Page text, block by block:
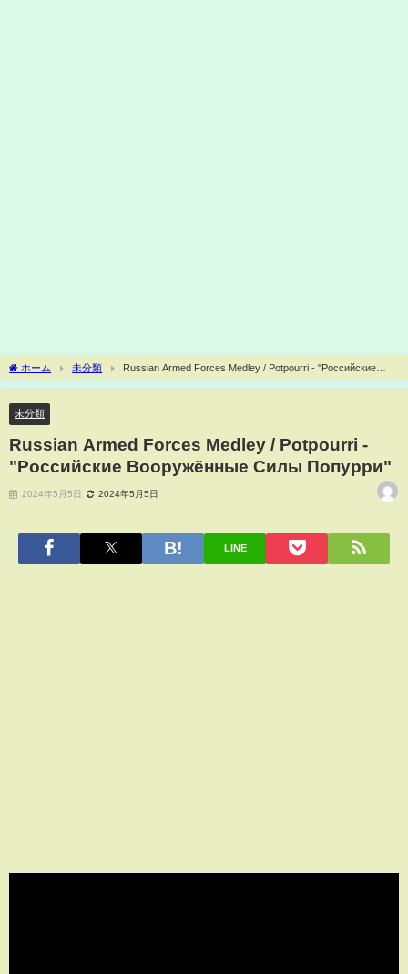
ホーム 未分類
Russian Armed Forces Medley / Potpourri - "Российские
Вооружённые Силы Попурри"
未分類
Russian Armed Forces Medley / Potpourri -
"Российские Вооружённые Силы Попурри"
2024年5月5日 2024年5月5日
LINE